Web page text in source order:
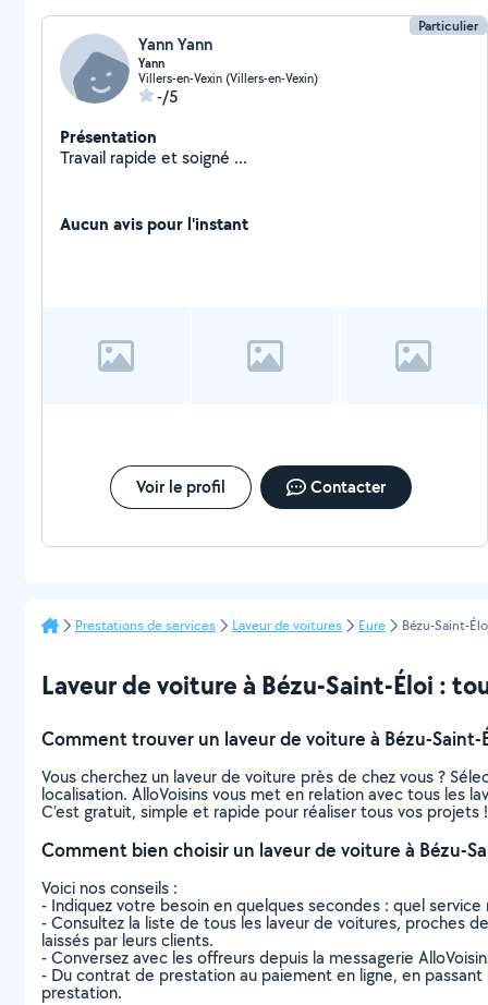
Particulier
Yann Yann
Yann
Villers-en-Vexin (Villers-en-Vexin)
-/5
Présentation
Travail rapide et soigné ...
Aucun avis pour l'instant
Voir le profil Contacter
Prestations de services Laveur de voitures Eure Bézu-Saint-
Laveur de voiture à Bézu-Saint-Éloi :
Comment trouver un laveur de voiture à Bézu-Saint-
Vous cherchez un laveur de voiture près de chez vous ?
localisation. AlloVoisins vous met en relation avec tous les
C’est gratuit, simple et rapide pour réaliser tous vos projets !
Comment bien choisir un laveur de voiture à Bézu-
Voici nos conseils :
- Indiquez votre besoin en quelques secondes : quel
- Consultez la liste de tous les laveur de voitures, proches
laissés par leurs clients.
- Conversez avec les offreurs depuis la messagerie
- Du contrat de prestation au paiement en ligne, en
prestation.